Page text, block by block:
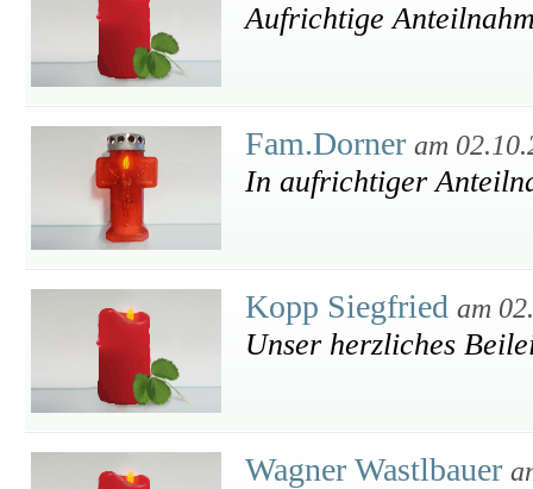
Aufrichtige
Fam.Dorner am
In aufrichtiger
Kopp Siegfried am
Unser herzliches
Wagner Wastlbauer